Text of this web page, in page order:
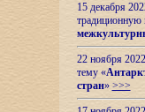
15 декабря
22 ноября
тему «
стран» >>>